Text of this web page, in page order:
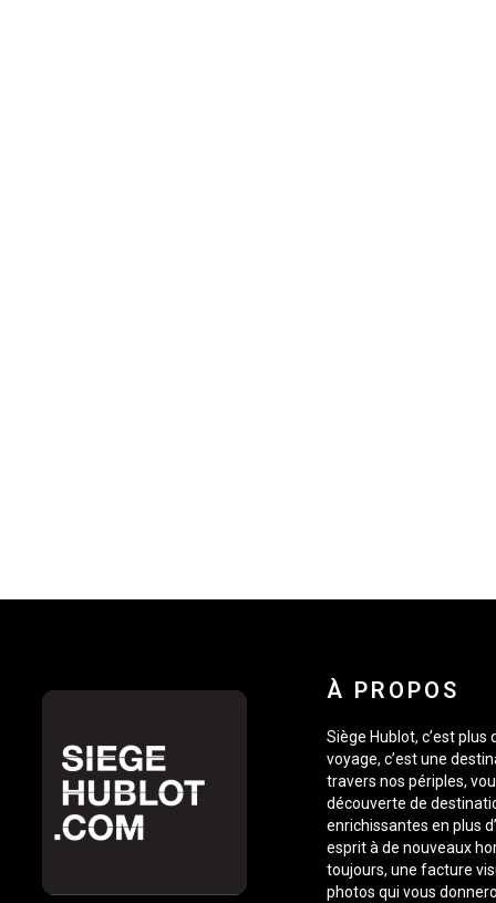
À PROPOS
Siège Hublot, c’est plus
voyage, c’est une
travers nos périples,
découverte de
enrichissantes en plus
esprit à de nouveaux
toujours, une facture
photos qui vous